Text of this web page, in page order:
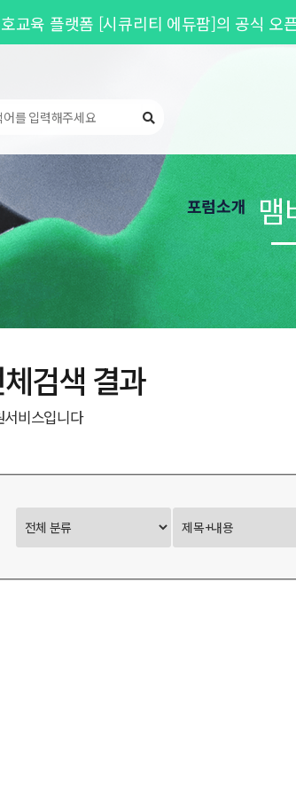
교육 플랫폼 [시큐리티 에듀팜]의 공식 오
Up 안내
규 주소 안내
른 업무 일시 중단 안내 (07월 27일~28일)
포럼소개
인사말
연혁
한국CPO포럼은
맴
검색 결과
서비스입니다